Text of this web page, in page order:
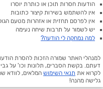
הודעות חסרות תוכן או כותרת יוסרו
אין להשתמש בשירות קיצור כתובות
אין לפרסם תחזית או אזהרות מטעם
יש לשמור על תרבות שיחה נעימה
למה נמחקה לי הודעה?
למנהלי האתר שמורה הזכות להסרת
דעתם. בקשת הסברים, תלונות וכו' על
לקרוא את תנאי השימוש המלאים, לוודא
גלישה מהנה!